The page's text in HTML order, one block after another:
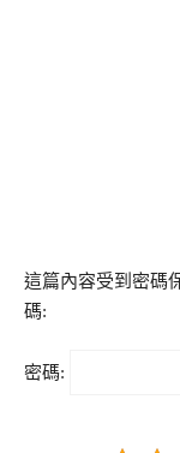
這篇內容受到密碼
碼:
密碼: